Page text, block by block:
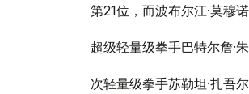
第21位，而波布尔江·莫穆
超级轻量级拳手巴特尔詹·
次轻量级拳手苏勒坦·扎吾